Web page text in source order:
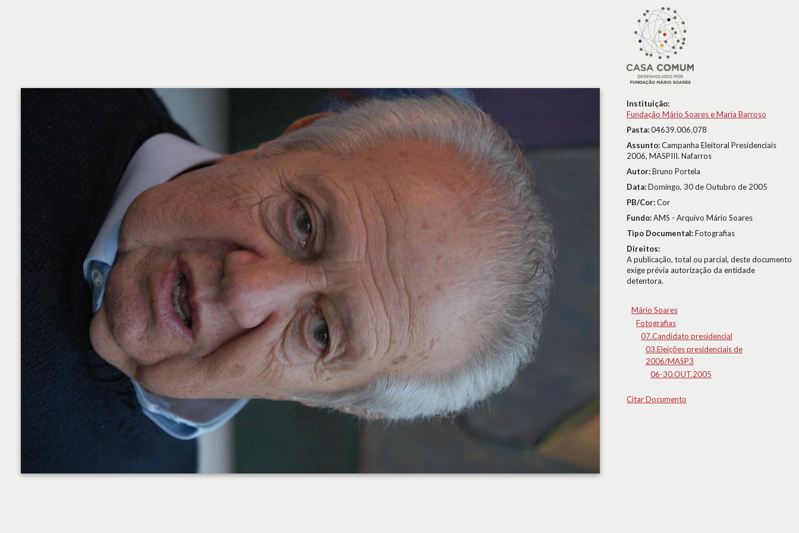
Instituição:
Fundação Mário Soares e Maria Barroso
Pasta:04639.006.078
Assunto:Campanha Eleitoral Presidenciais
2006, MASPIII. Nafarros
Autor:Bruno Portela
Data:Domingo, 30 de Outubro de 2005
PB/Cor:Cor
Fundo:AMS - Arquivo Mário Soares
Tipo Documental:Fotografias
Direitos:
A publicação, total ou parcial, deste documento
exige prévia autorização da entidade
detentora.
Mário Soares
Fotografias
07.Candidato presidencial
03.Eleições presidenciais de
2006/MASP3
06-30.OUT.2005
Citar Documento